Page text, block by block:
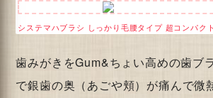
システマハブラシ しっかり毛腰タイプ 超コンパク
歯みがきをGum&ちょい高めの歯ブ
で銀歯の奥（あごや頬）が痛んで微